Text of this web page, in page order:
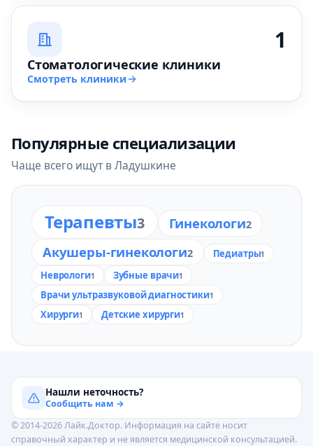
1
Стоматологические клиники
Смотреть клиники
Популярные специализации
Чаще всего ищут в Ладушкине
Терапевты3 Гинекологи2
Акушеры-гинекологи2 Педиатры1
Неврологи1 Зубные врачи1
Врачи ультразвуковой диагностики1
Хирурги1 Детские хирурги1
Нашли неточность?
Сообщить нам →
© 2014-2026 Лайк.Доктор. Информация на сайте носит
справочный характер и не является медицинской консультацией.